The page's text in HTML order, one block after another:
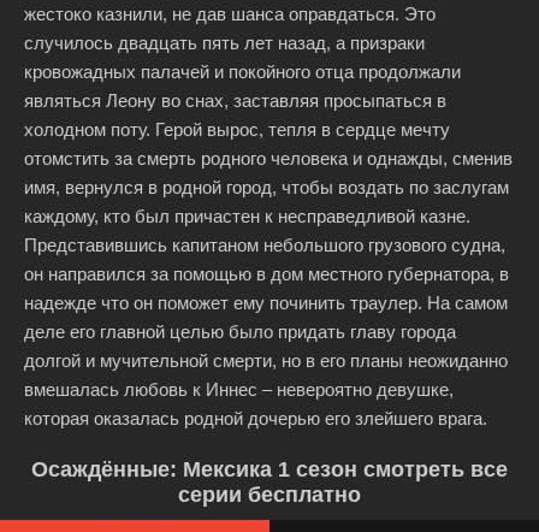
жестоко казнили, не дав шанса оправдаться. Это
случилось двадцать пять лет назад, а призраки
кровожадных палачей и покойного отца продолжали
являться Леону во снах, заставляя просыпаться в
холодном поту. Герой вырос, тепля в сердце мечту
отомстить за смерть родного человека и однажды, сменив
имя, вернулся в родной город, чтобы воздать по заслугам
каждому, кто был причастен к несправедливой казне.
Представившись капитаном небольшого грузового судна,
он направился за помощью в дом местного губернатора, в
надежде что он поможет ему починить траулер. На самом
деле его главной целью было придать главу города
долгой и мучительной смерти, но в его планы неожиданно
вмешалась любовь к Иннес – невероятно девушке,
которая оказалась родной дочерью его злейшего врага.
Осаждённые: Мексика 1 сезон смотреть все
серии бесплатно